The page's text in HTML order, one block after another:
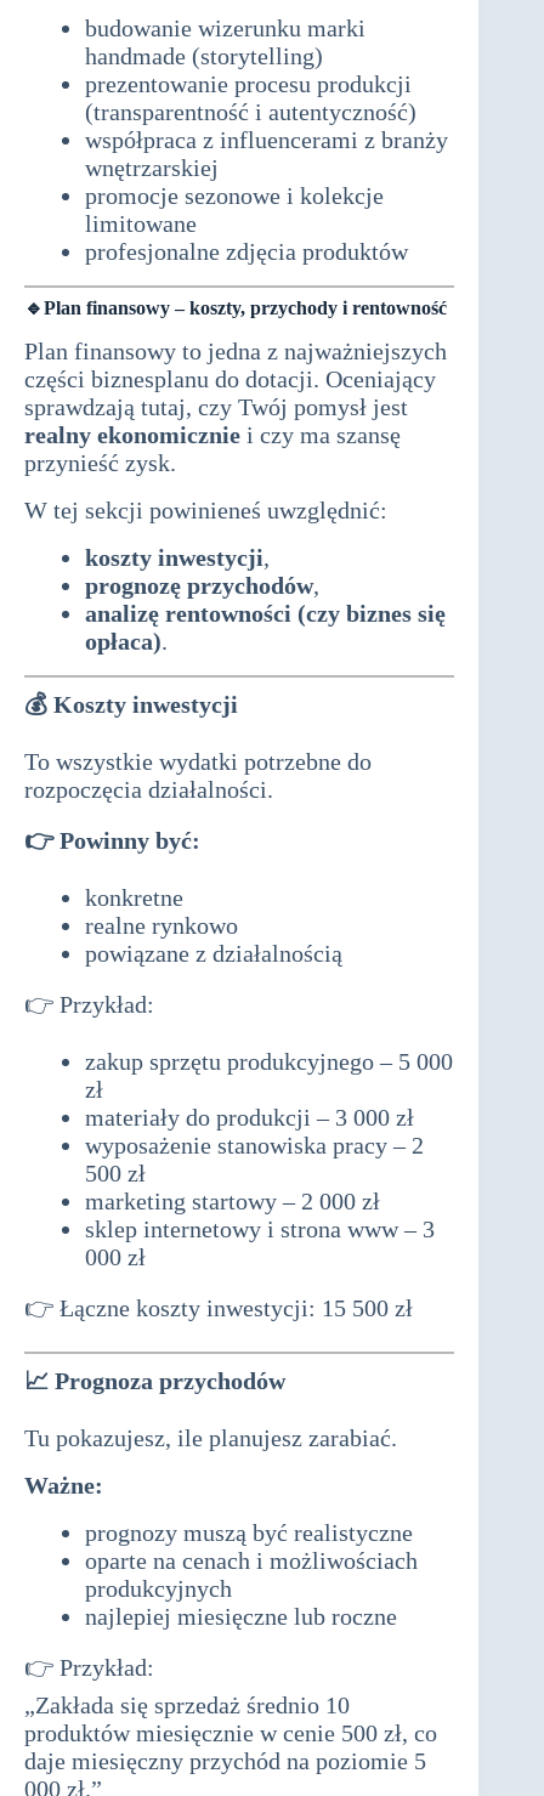
budowanie wizerunku marki
handmade (storytelling)
prezentowanie procesu produkcji
(transparentność i autentyczność)
współpraca z influencerami z branży
wnętrzarskiej
promocje sezonowe i kolekcje
limitowane
profesjonalne zdjęcia produktów
🔹Plan finansowy – koszty, przychody i rentowność
Plan finansowy to jedna z najważniejszych
części biznesplanu do dotacji. Oceniający
sprawdzają tutaj, czy Twój pomysł jest
realny ekonomicznie i czy ma szansę
przynieść zysk.
W tej sekcji powinieneś uwzględnić:
koszty inwestycji,
prognozę przychodów,
analizę rentowności (czy biznes się
opłaca).
💰 Koszty inwestycji
To wszystkie wydatki potrzebne do
rozpoczęcia działalności.
👉 Powinny być:
konkretne
realne rynkowo
powiązane z działalnością
👉 Przykład:
zakup sprzętu produkcyjnego – 5 000
zł
materiały do produkcji – 3 000 zł
wyposażenie stanowiska pracy – 2
500 zł
marketing startowy – 2 000 zł
sklep internetowy i strona www – 3
000 zł
👉 Łączne koszty inwestycji: 15 500 zł
📈 Prognoza przychodów
Tu pokazujesz, ile planujesz zarabiać.
Ważne:
prognozy muszą być realistyczne
oparte na cenach i możliwościach
produkcyjnych
najlepiej miesięczne lub roczne
👉 Przykład:
„Zakłada się sprzedaż średnio 10
produktów miesięcznie w cenie 500 zł, co
daje miesięczny przychód na poziomie 5
000 zł.”